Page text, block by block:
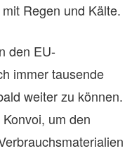
Regen und Kälte.
den EU-
immer tausende
weiter zu können.
um den